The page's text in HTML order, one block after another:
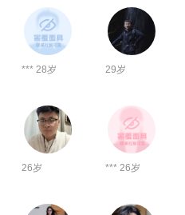
*** 28岁 29岁
26岁 *** 26岁